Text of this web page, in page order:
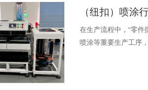
在生产流程中，“零件
喷涂等重要生产工序